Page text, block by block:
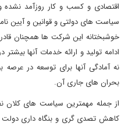
اقتصادی و کسب و کار روزآمد
سیاست های دولتی و قوانین و آیین
خوشبختانه این شرکت ها همچنان قادر
ادامه تولید و ارائه خدمات آنها
نه آمادگی آنها برای توسعه در عرصه
بحران های جاری آن.
از جمله مهمترین سیاست های کلان
کاهش تصدی گری و بنگاه داری